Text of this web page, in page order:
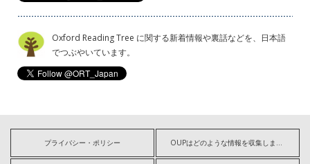
Oxford Reading Tree に関する新着情報や裏話などを、日本語
でつぶやいています。
プライバシー・ポリシー